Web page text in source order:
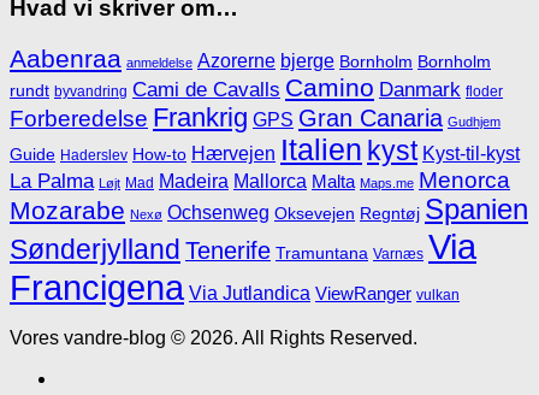
Hvad vi skriver om…
Aabenraa anmeldelse Azorerne bjerge Bornholm Bornholm
rundt byvandring Cami de Cavalls Camino Danmark floder
Forberedelse Frankrig GPS Gran Canaria Gudhjem
Guide Haderslev How-to Hærvejen Italien kyst Kyst-til-kyst
La Palma Løjt Mad Madeira Mallorca Malta Maps.me Menorca
Mozarabe Nexø Ochsenweg Oksevejen Regntøj Spanien
Sønderjylland Tenerife Tramuntana Varnæs Via
Francigena Via Jutlandica ViewRanger vulkan
Vores vandre-blog © 2026. All Rights Reserved.